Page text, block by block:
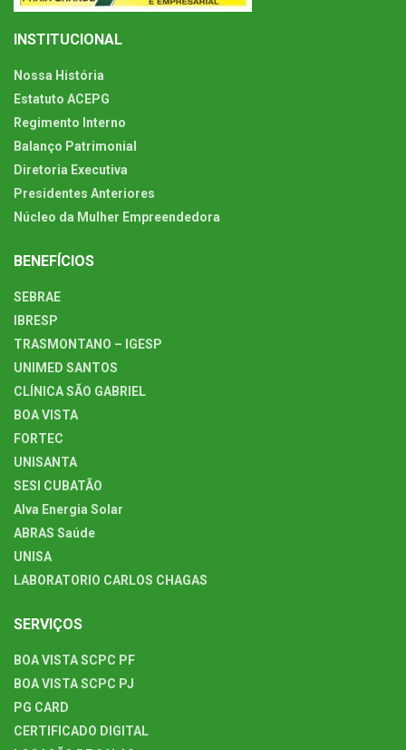
INSTITUCIONAL
Nossa História
Estatuto ACEPG
Regimento Interno
Balanço Patrimonial
Diretoria Executiva
Presidentes Anteriores
Núcleo da Mulher Empreendedora
BENEFÍCIOS
SEBRAE
IBRESP
TRASMONTANO – IGESP
UNIMED SANTOS
CLÍNICA SÃO GABRIEL
BOA VISTA
FORTEC
UNISANTA
SESI CUBATÃO
Alva Energia Solar
ABRAS Saúde
UNISA
LABORATORIO CARLOS CHAGAS
SERVIÇOS
BOA VISTA SCPC PF
BOA VISTA SCPC PJ
PG CARD
CERTIFICADO DIGITAL